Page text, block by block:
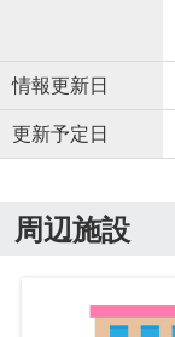
情報更新日
更新予定日
周辺施設